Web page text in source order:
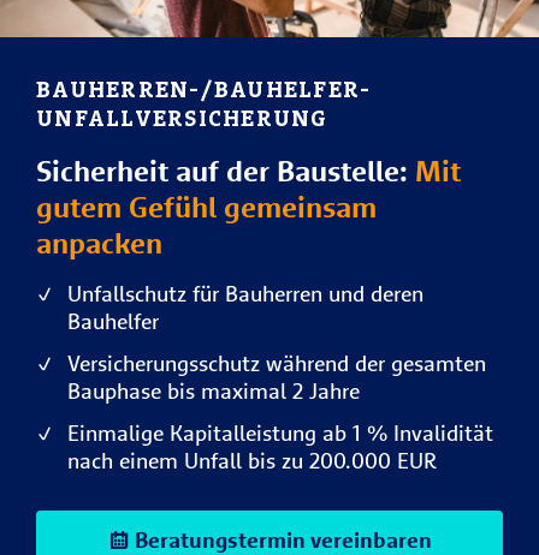
BAUHERREN-/BAUHELFER-
UNFALLVERSICHERUNG
Sicherheit auf der Baustelle: Mit
gutem Gefühl gemeinsam
anpacken
Unfallschutz für Bauherren und deren
Bauhelfer
Versicherungsschutz während der gesamten
Bauphase bis maximal 2 Jahre
Einmalige Kapitalleistung ab 1 % Invalidität
nach einem Unfall bis zu 200.000 EUR
Beratungstermin vereinbaren